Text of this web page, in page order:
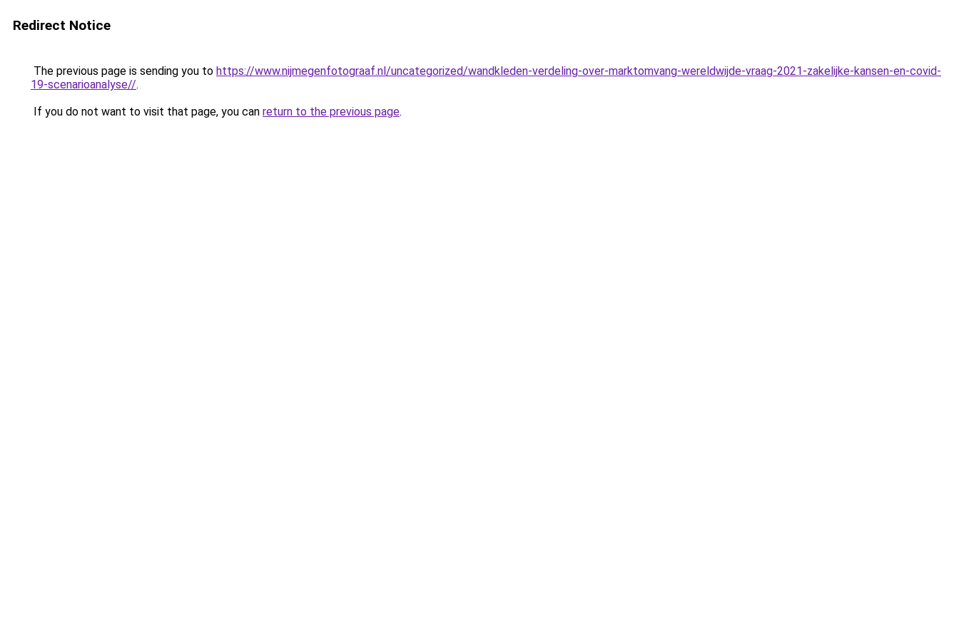
Redirect Notice
The previous page is sending you to https://www.nijmegenfotograaf.nl/uncategorized/wandkleden-verdeling-over-marktomvang-wereldwijde-vraag-2021-zakelijke-kansen-en-covid-
19-scenarioanalyse//.
If you do not want to visit that page, you can return to the previous page.